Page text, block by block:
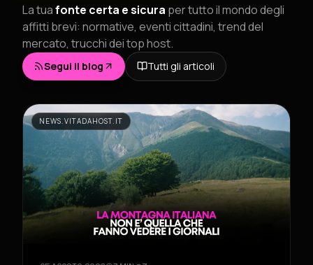
La tuafonte certa e sicura per tutto il mondo degli
affitti brevi: normative, eventi cittadini, trend del
mercato, trucchi dei top host.
Segui il blog Tutti gli articoli
NEWS.VITADAHOST.IT